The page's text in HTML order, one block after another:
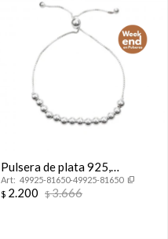
Pulsera de plata 925,
autoajustable.
49925-81650-49925-81650
$ 2.200 $3.666